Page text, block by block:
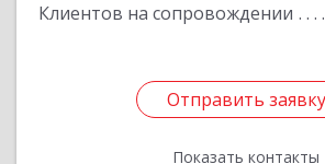
Клиентов на сопровождении
Отправить заявку
Показать контакты
Отправить заявку
Назад